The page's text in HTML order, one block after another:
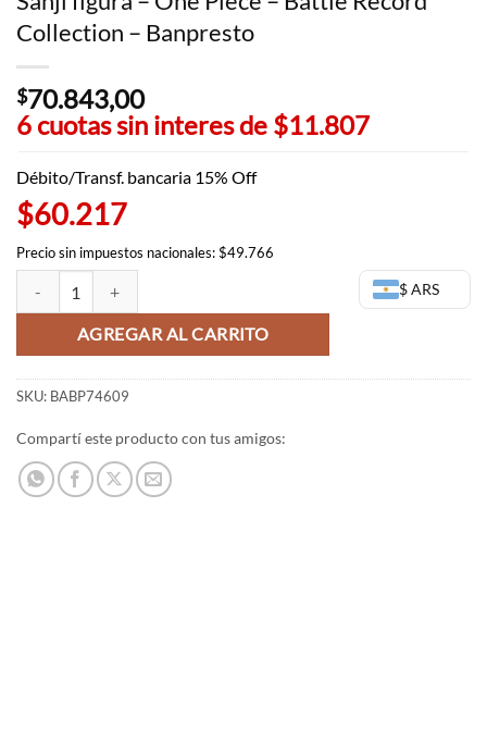
Collection – Banpresto
$70.843,00
6 cuotas sin interes de $11.807
Débito/Transf. bancaria 15% Off
$60.217
Precio sin impuestos nacionales: $49.766
$ ARS
Sanji figura - One Piece - Battle Record Collection - Banpresto
AGREGAR AL CARRITO
SKU: BABP74609
Compartí este producto con tus amigos: